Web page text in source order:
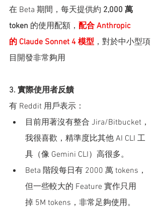
在 Beta 期間，每天提供約 2,000 萬
token 的使用配額， 配合 Anthropic
的 Claude Sonnet 4 模型 ，對於中小型項
目開發非常夠用
3. 實際使用者反饋
有 Reddit 用戶表示：
目前用著沒有整合 Jira/Bitbucket，
我很喜歡，精準度比其他 AI CLI 工
具（像 Gemini CLI）高很多。
Beta 階段每日有 2000 萬 tokens，
但一些較大的 Feature 實作只用
掉 5M tokens，非常足夠使用。